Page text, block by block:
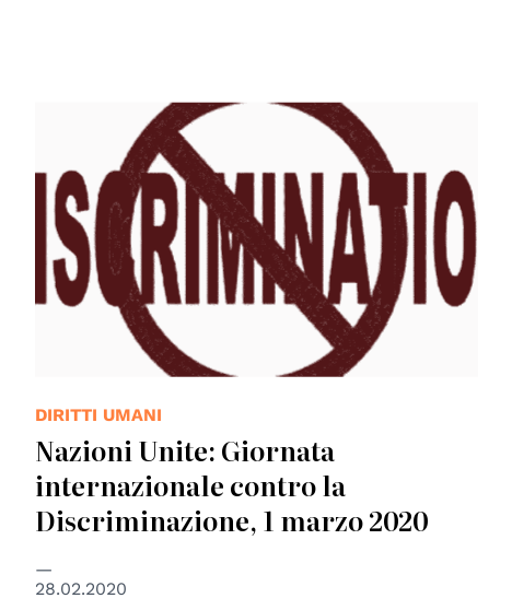
DIRITTI UMANI
Nazioni Unite: Giornata
internazionale contro la
Discriminazione, 1 marzo 2020
28.02.2020